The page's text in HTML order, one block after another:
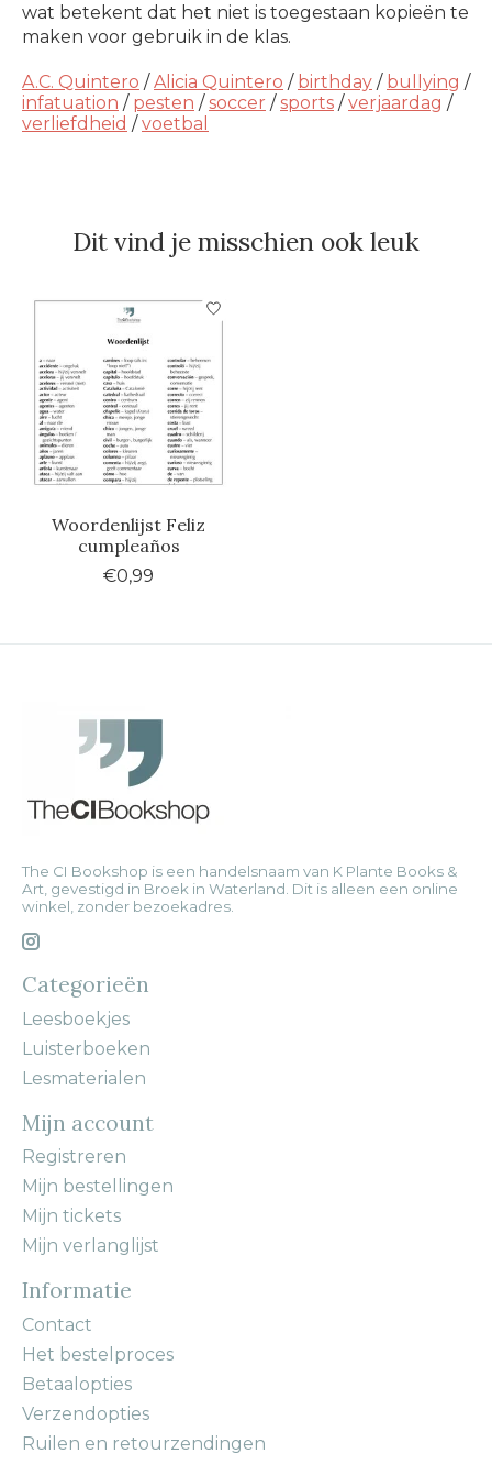
wat betekent dat het niet is toegestaan kopieën te
maken voor gebruik in de klas.
A.C. Quintero /Alicia Quintero / birthday / bullying /
infatuation / pesten /soccer /sports /verjaardag /
verliefdheid /voetbal
Dit vind je misschien ook leuk
Items van productcarrousel
Woordenlijst Feliz
cumpleaños
€0,99
The CI Bookshop is een handelsnaam van K Plante Books &
Art, gevestigd in Broek in Waterland. Dit is alleen een online
winkel, zonder bezoekadres.
Categorieën
Leesboekjes
Luisterboeken
Lesmaterialen
Mijn account
Registreren
Mijn bestellingen
Mijn tickets
Mijn verlanglijst
Informatie
Contact
Het bestelproces
Betaalopties
Verzendopties
Ruilen en retourzendingen